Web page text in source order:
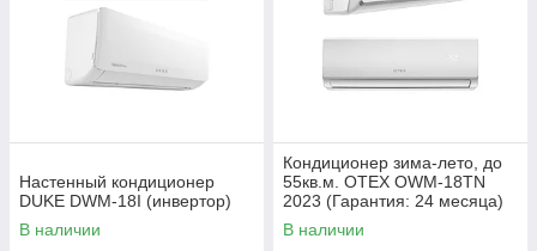
Настенный кондиционер
DUKE DWM-18I (инвертор)
В наличии
Кондиционер зима-лето, до
55кв.м. OTEX OWM-18TN
2023 (Гарантия: 24 месяца)
без инсталляции
В наличии